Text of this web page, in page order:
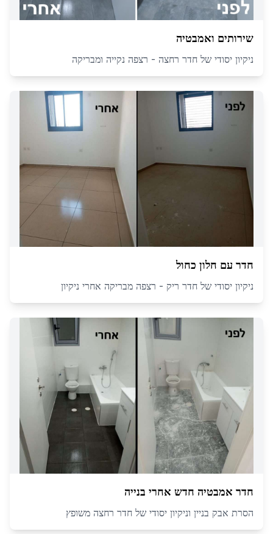
שירותים ואמבטיה
ניקיון יסודי של חדר רחצה - רצפה נקייה ומבריקה
חדר עם חלון כחול
ניקיון יסודי של חדר ריק - רצפה מבריקה אחרי ניקיון
חדר אמבטיה חדש אחרי בנייה
הסרת אבק בניין וניקיון יסודי של חדר רחצה משופץ